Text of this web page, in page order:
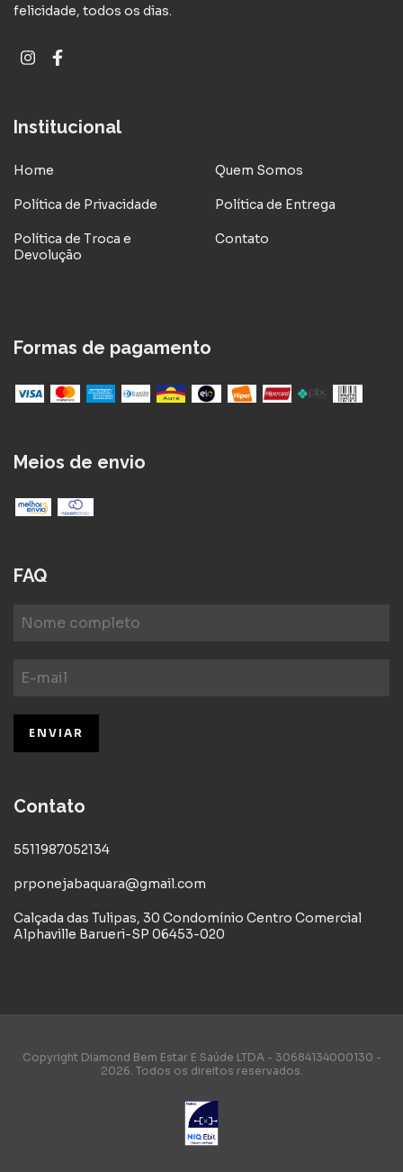
felicidade, todos os dias.
Institucional
Home Quem Somos
Política de Privacidade Política de Entrega
Política de Troca e
Devolução
Contato
Formas de pagamento
Meios de envio
FAQ
Contato
5511987052134
prponejabaquara@gmail.com
Calçada das Tulipas, 30 Condomínio Centro Comercial
Alphaville Barueri-SP 06453-020
Copyright Diamond Bem Estar E Saúde LTDA - 30684134000130 -
2026. Todos os direitos reservados.